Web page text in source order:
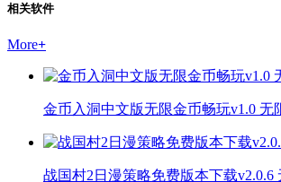
相关软件
More+
金币入洞中文版无限金币畅玩v1.0 无
战国村2日漫策略免费版本下载v2.0.6